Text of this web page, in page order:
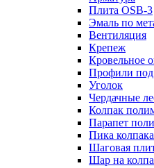
Плита OSB-3
Эмаль по
Вентиляция
Крепеж
Кровельное
Профили под
Уголок
Чердачные
Колпак
Парапет
Пика
Шаговая
Шар на